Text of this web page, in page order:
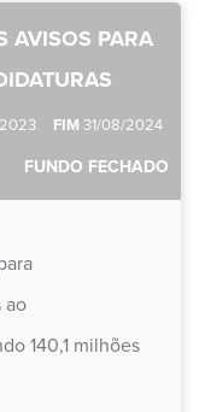
AVISOS PARA
2023 FIM 31/08/2024
FUNDO FECHADO
ao
140,1 milhões